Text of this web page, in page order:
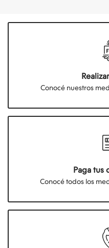
Conocé nuestros
Paga tus
Conocé todos los